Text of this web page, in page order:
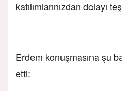
katılımlarınızdan dolayı
Erdem konuşmasına şu
etti: